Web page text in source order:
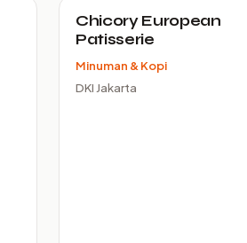
Chicory European
Patisserie
Minuman & Kopi
DKI Jakarta